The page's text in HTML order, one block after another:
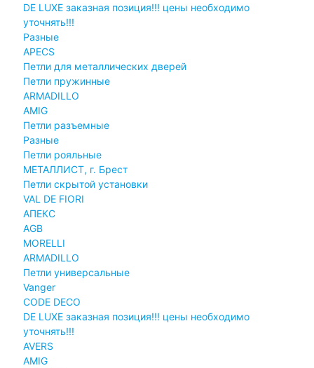
DE LUXE заказная позиция!!! цены необходимо
уточнять!!!
Разные
APECS
Петли для металлических дверей
Петли пружинные
ARMADILLO
AMIG
Петли разъемные
Разные
Петли рояльные
МЕТАЛЛИСТ, г. Брест
Петли скрытой установки
VAL DE FIORI
АПЕКС
AGB
MORELLI
ARMADILLO
Петли универсальные
Vanger
CODE DECO
DE LUXE заказная позиция!!! цены необходимо
уточнять!!!
AVERS
AMIG